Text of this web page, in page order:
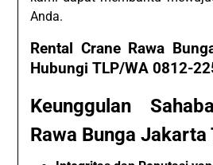
Anda.
Rental Crane Rawa
Hubungi TLP/WA 0812-
Keunggulan
Rawa Bunga Jakarta